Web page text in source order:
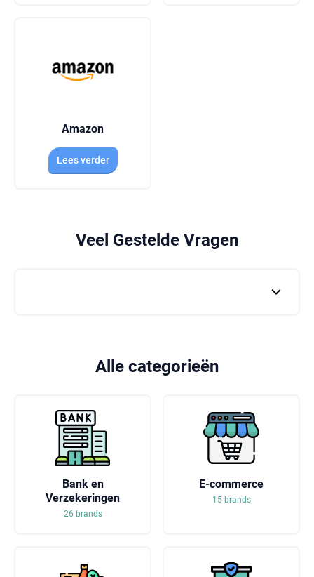
Amazon
Lees verder
Veel Gestelde Vragen
Alle categorieën
Bank en
Verzekeringen
26 brands
E-commerce
15 brands